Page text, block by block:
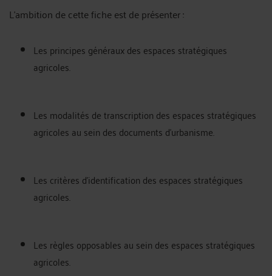
L'ambition de cette fiche est de présenter :
Les principes généraux des espaces stratégiques
agricoles.
Les modalités de transcription des espaces stratégiques
agricoles au sein des documents d'urbanisme.
Les critères d'identification des espaces stratégiques
agricoles.
Les règles opposables au sein des espaces stratégiques
agricoles.